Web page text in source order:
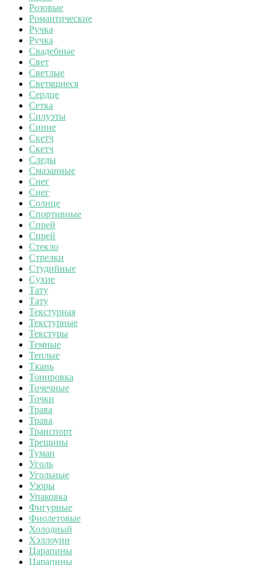
Розовые
Романтические
Ручка
Ручка
Свадебные
Свет
Светлые
Светящиеся
Сердце
Сетка
Силуэты
Синие
Скетч
Скетч
Следы
Смазанные
Снег
Снег
Солнце
Спортивные
Спрей
Спрей
Стекло
Стрелки
Студийные
Сухие
Тату
Тату
Текстурная
Текстурные
Текстуры
Темные
Теплые
Ткань
Тонировка
Точечные
Точки
Трава
Трава
Транспорт
Трещины
Туман
Уголь
Угольные
Узоры
Упаковка
Фигурные
Фиолетовые
Холодный
Хэллоуин
Царапины
Царапины